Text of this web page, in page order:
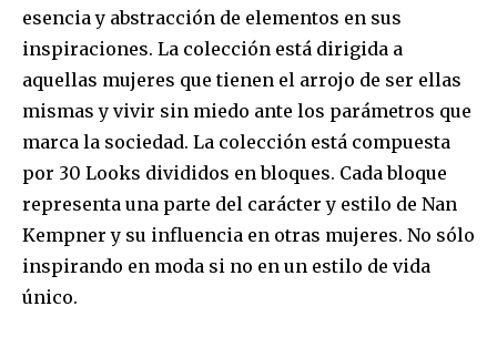
esencia y abstracción de elementos en sus
inspiraciones. La colección está dirigida a
aquellas mujeres que tienen el arrojo de ser ellas
mismas y vivir sin miedo ante los parámetros que
marca la sociedad. La colección está compuesta
por 30 Looks divididos en bloques. Cada bloque
representa una parte del carácter y estilo de Nan
Kempner y su influencia en otras mujeres. No sólo
inspirando en moda si no en un estilo de vida
único.